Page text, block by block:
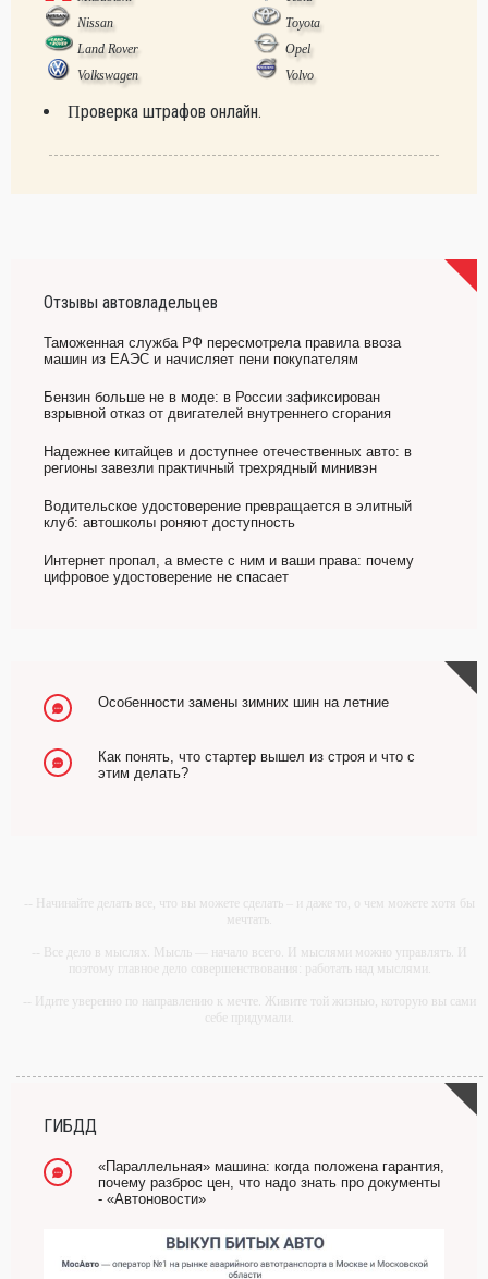
Nissan
Toyota
Land Rover
Opel
Volkswagen
Volvo
Проверка штрафов онлайн.
Отзывы автовладельцев
Таможенная служба РФ пересмотрела правила ввоза
машин из ЕАЭС и начисляет пени покупателям
Бензин больше не в моде: в России зафиксирован
взрывной отказ от двигателей внутреннего сгорания
Надежнее китайцев и доступнее отечественных авто: в
регионы завезли практичный трехрядный минивэн
Водительское удостоверение превращается в элитный
клуб: автошколы роняют доступность
Интернет пропал, а вместе с ним и ваши права: почему
цифровое удостоверение не спасает
Особенности замены зимних шин на летние
Как понять, что стартер вышел из строя и что с
этим делать?
-- Начинайте делать все, что вы можете сделать – и даже то, о чем можете хотя бы
мечтать.
-- Все дело в мыслях. Мысль — начало всего. И мыслями можно управлять. И
поэтому главное дело совершенствования: работать над мыслями.
-- Идите уверенно по направлению к мечте. Живите той жизнью, которую вы сами
себе придумали.
-- Лучшее, что можно сделать с хорошим советом, это пропустить его мимо ушей.
Он никогда не бывает полезен никому, кроме того, кто его дал.
ГИБДД
«Параллельная» машина: когда положена гарантия,
почему разброс цен, что надо знать про документы
- «Автоновости»